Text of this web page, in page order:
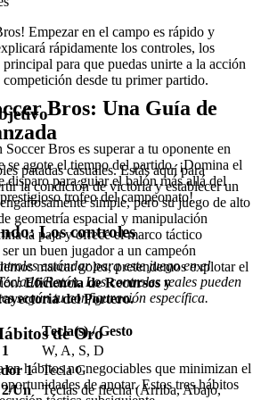
Empezar en el campo es rápido y
rápidamente los controles, los
para que puedas unirte a la acción
desde tu primer partido.
Bros es superar a tu oponente en
se agote el tiempo del partido. ¡Domina el
disparo para guiar el balón más allá del
trofeo del campeonato!
Los controles
estándar para este juego en el
Ratón. Los controles reales pueden
según tu configuración específica.
Tecla(s) / Gesto
W, A, S, D
1 Tecla G
Un
Teclas de flecha (Arriba, Abajo,
Bros: Una Guía de
patadas casuales. Estás aquí para
la condición de victoria y establecer un
simple, pero su juego de alto
geometría espacial y manipulación
la paja y ofrece el marco táctico
un buen jugador a un campeón
marcar goles; pretendemos explotar el
Eficiencia de Recursos y
del Portero.
de Oro
en hábitos no negociables que minimizan el
de anotar. Estos tres hábitos